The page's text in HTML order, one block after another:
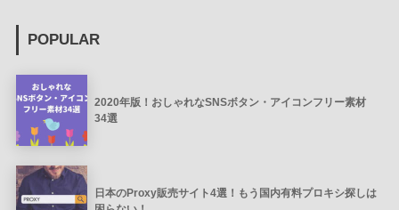
POPULAR
2020年版！おしゃれなSNSボタン・アイコンフリー素材
34選
日本のProxy販売サイト4選！もう国内有料プロキシ探しは